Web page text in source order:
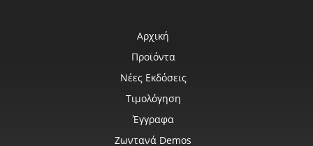
Αρχική
Προϊόντα
Νέες Εκδόσεις
Τιμολόγηση
Έγγραφα
Ζωντανά Demos